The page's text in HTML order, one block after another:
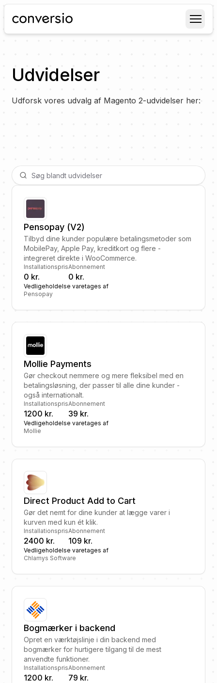
Conversio
Udvidelser
Udforsk vores udvalg af Magento 2-udvidelser her:
Pensopay (V2)
Tilbyd dine kunder populære betalingsmetoder som
MobilePay, Apple Pay, kreditkort og flere -
integreret direkte i WooCommerce.
Installationspris
0 kr.
Abonnement
0 kr.
Vedligeholdelse varetages af
Pensopay
Mollie Payments
Gør checkout nemmere og mere fleksibel med en
betalingsløsning, der passer til alle dine kunder -
også internationalt.
Installationspris
1200 kr.
Abonnement
39 kr.
Vedligeholdelse varetages af
Mollie
Direct Product Add to Cart
Gør det nemt for dine kunder at lægge varer i
kurven med kun ét klik.
Installationspris
2400 kr.
Abonnement
109 kr.
Vedligeholdelse varetages af
Chlamys Software
Bogmærker i backend
Opret en værktøjslinje i din backend med
bogmærker for hurtigere tilgang til de mest
anvendte funktioner.
Installationspris
1200 kr.
Abonnement
79 kr.